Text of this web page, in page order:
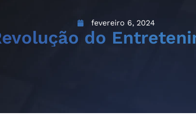
fevereiro 6, 2024
do